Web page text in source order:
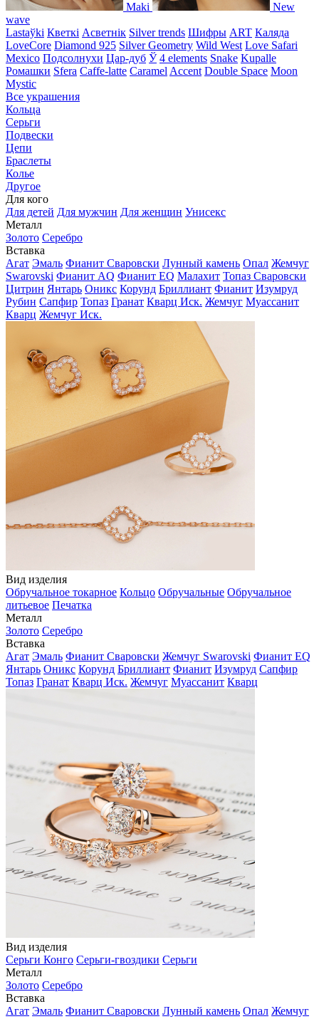
Maki
New
wave
Lastaўki Кветкі Асветнiк Silver trends Шифры ART Каляда
LoveCore Diamond 925 Silver Geometry Wild West Love Safari
Mexico Подсолнухи Цар-дуб Ў 4 elements Snake Kupalle
Ромашки Sfera Caffe-latte Caramel Accent Double Space Moon
Mystic
Все украшения
Кольца
Серьги
Подвески
Цепи
Браслеты
Колье
Другое
Для кого
Для детей Для мужчин Для женщин Унисекс
Металл
Золото Серебро
Вставка
Агат Эмаль Фианит Сваровски Лунный камень Опал Жемчуг
Swarovski Фианит AQ Фианит EQ Малахит Топаз Сваровски
Цитрин Янтарь Оникс Корунд Бриллиант Фианит Изумруд
Рубин Сапфир Топаз Гранат Кварц Иск. Жемчуг Муассанит
Кварц Жемчуг Иск.
Вид изделия
Обручальное токарное Кольцо Обручальные Обручальное
литьевое Печатка
Металл
Золото Серебро
Вставка
Агат Эмаль Фианит Сваровски Жемчуг Swarovski Фианит EQ
Янтарь Оникс Корунд Бриллиант Фианит Изумруд Сапфир
Топаз Гранат Кварц Иск. Жемчуг Муассанит Кварц
Вид изделия
Серьги Конго Серьги-гвоздики Серьги
Металл
Золото Серебро
Вставка
Агат Эмаль Фианит Сваровски Лунный камень Опал Жемчуг